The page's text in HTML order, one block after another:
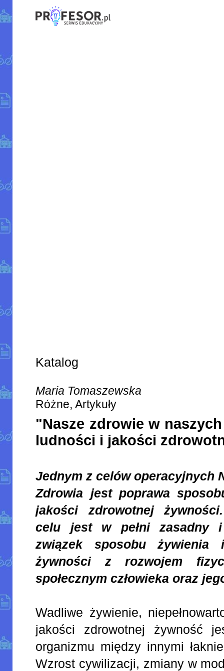
Katalog
Maria Tomaszewska
Różne, Artykuły
"Nasze zdrowie w
ludności i jakości
Jednym z celów operacyjnych
Zdrowia jest poprawa
jakości zdrowotnej
celu jest w pełni zasadny
związek sposobu żywienia
żywności z rozwojem
społecznym człowieka oraz
Wadliwe żywienie,
jakości zdrowotnej żywność
organizmu między innymi
Wzrost cywilizacji, zmiany w